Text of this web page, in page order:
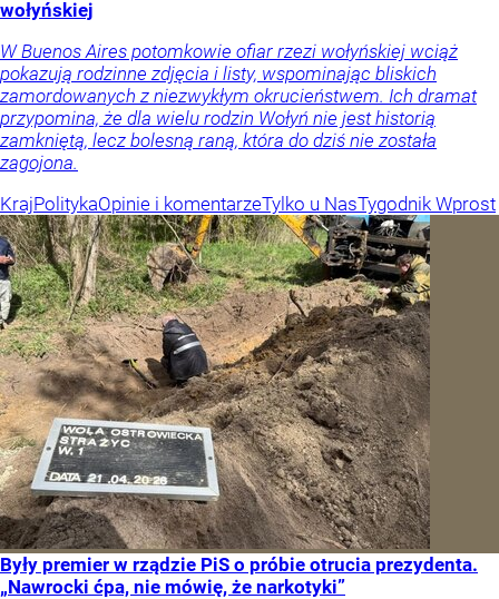
wołyńskiej
W Buenos Aires potomkowie ofiar rzezi wołyńskiej wciąż
pokazują rodzinne zdjęcia i listy, wspominając bliskich
zamordowanych z niezwykłym okrucieństwem. Ich dramat
przypomina, że dla wielu rodzin Wołyń nie jest historią
zamkniętą, lecz bolesną raną, która do dziś nie została
zagojona.
KrajPolitykaOpinie i komentarzeTylko u NasTygodnik Wprost
Były premier w rządzie PiS o próbie otrucia prezydenta.
„Nawrocki ćpa, nie mówię, że narkotyki”